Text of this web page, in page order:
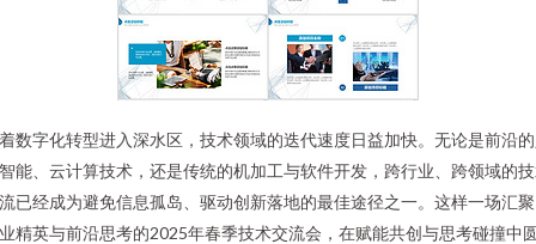
数字化转型进入深水区，技术领域的迭代速度日益加快。无论是前沿
能、云计算技术，还是传统的机加工与软件开发，跨行业、跨领域的
已经成为避免信息孤岛、驱动创新落地的最佳途径之一。这样一场汇
精英与前沿思考的2025年春季技术交流会，在赋能共创与思考碰撞中